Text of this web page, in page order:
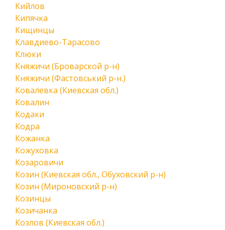
Кийлов
Кипячка
Кищинцы
Клавдиево-Тарасово
Клюки
Княжичи (Броварской р-н)
Княжичи (Фастовський р-н.)
Ковалевка (Киевская обл.)
Ковалин
Кодаки
Кодра
Кожанка
Кожуховка
Козаровичи
Козин (Киевская обл., Обуховский р-н)
Козин (Мироновский р-н)
Козинцы
Козичанка
Козлов (Киевская обл.)